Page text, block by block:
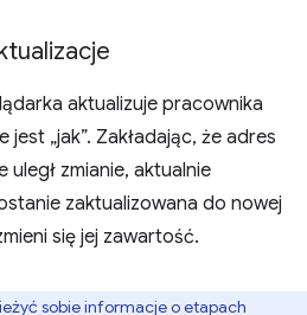
aktualizuje pracownika
jest „jak”. Zakładając, że adres
uległ zmianie, aktualnie
zaktualizowana do nowej
się jej zawartość.
sobie informacje o etapach